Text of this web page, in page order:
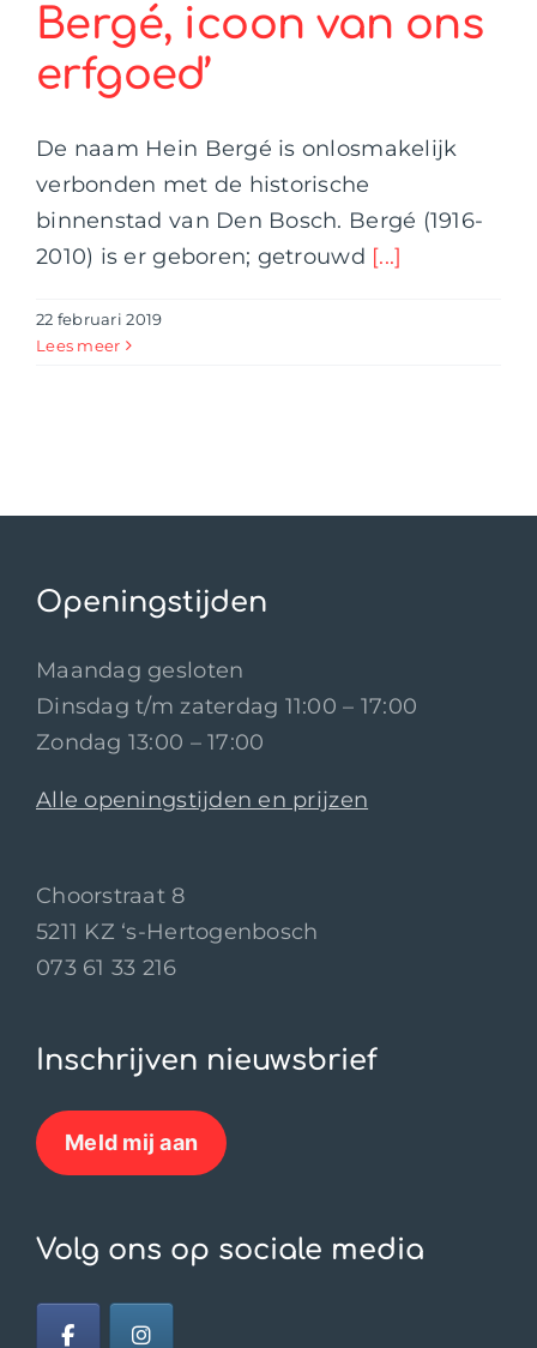
Bergé, icoon van ons
erfgoed’
De naam Hein Bergé is onlosmakelijk
verbonden met de historische
binnenstad van Den Bosch. Bergé (1916-
2010) is er geboren; getrouwd [...]
22 februari 2019
Lees meer
Openingstijden
Maandag gesloten
Dinsdag t/m zaterdag 11:00 – 17:00
Zondag 13:00 – 17:00
Alle openingstijden en prijzen
Choorstraat 8
5211 KZ ‘s-Hertogenbosch
073 61 33 216
Inschrijven nieuwsbrief
Meld mij aan
Volg ons op sociale media